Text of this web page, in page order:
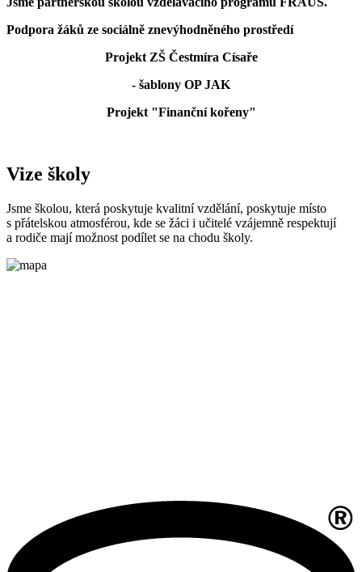
Podpora žáků ze sociálně znevýhodněného prostředí
Projekt ZŠ Čestmíra Císaře
- šablony OP JAK
Projekt "Finanční kořeny"
Vize školy
Jsme školou, která poskytuje kvalitní vzdělání, poskytuje místo
s přátelskou atmosférou, kde se žáci i učitelé vzájemně respektují
a rodiče mají možnost podílet se na chodu školy.